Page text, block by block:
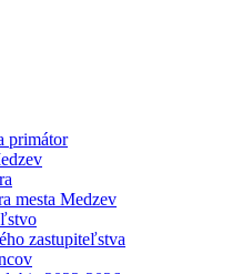
primátor
mesta Medzev
zastupiteľstva